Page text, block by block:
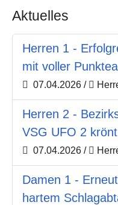
Aktuelles
Herren 1 -
mit voller
07.04.2026 /
Herren 2 -
VSG UFO 2
07.04.2026 /
Damen 1 -
hartem